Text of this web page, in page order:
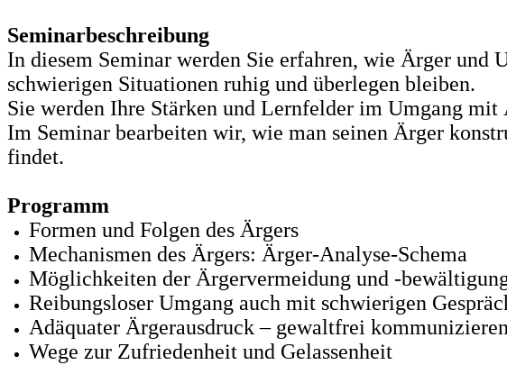
Seminarbeschreibung
In diesem Seminar werden Sie erfahren, wie Ärger
schwierigen Situationen ruhig und überlegen bleiben.
Sie werden Ihre Stärken und Lernfelder im Umgang mit
Im Seminar bearbeiten wir, wie man seinen Ärger
findet.
Programm
Formen und Folgen des Ärgers
Mechanismen des Ärgers: Ärger-Analyse-Schema
Möglichkeiten der Ärgervermeidung und -
Reibungsloser Umgang auch mit schwierigen
Adäquater Ärgerausdruck – gewaltfrei
Wege zur Zufriedenheit und Gelassenheit